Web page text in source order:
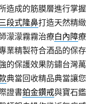
造成的筋膜層進行掌握
段式隆鼻打造天然精緻
濛濛霧霧治療白內障療
業精製符合酒品的保存
的保護效果防鏽台灣萬
典當回收精品典當讓您
證書鉑金鑽戒與寶石鑑